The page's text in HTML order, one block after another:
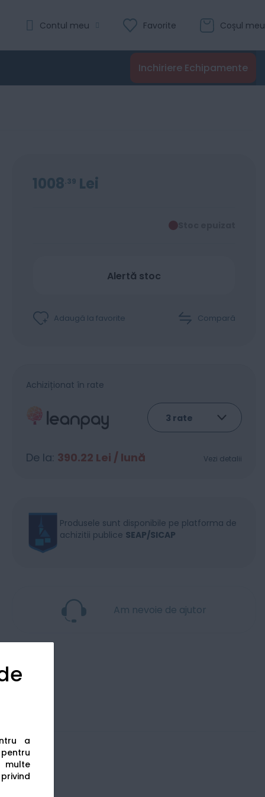
a
multe
Coșul meu
Favorite
Contul meu
Inchiriere Echipamente
1008 39 Lei
Stoc epuizat
Alertă stoc
Adaugă la favorite Compară
Achiziționat în rate
De la: 390.22 Lei / lună Vezi detalii
Produsele sunt disponibile pe platforma de
achizitii publice SEAP/SICAP
Am nevoie de ajutor